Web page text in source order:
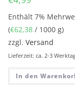
Enthält 7%
(€62,38 / 1000 g)
zzgl.Versand
Lieferzeit: ca. 2-3
In den